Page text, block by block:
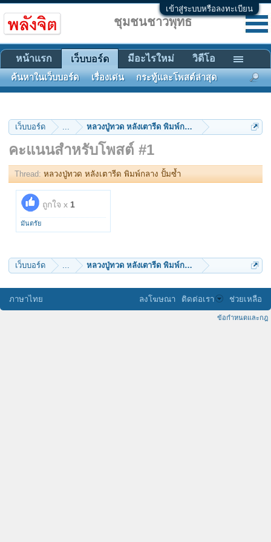
เข้าสู่ระบบหรือลงทะเบียน
เว็บบอร์ด ... หลวงปู่ทวด หลังเตารีด พิมพ์กลาง ปั้มซ้ำ
คะแนนสำหรับโพสต์ #1
Thread: หลวงปู่ทวด หลังเตารีด พิมพ์กลาง ปั้มซ้ำ
ถูกใจ x 1
มันตรัย
เว็บบอร์ด ... หลวงปู่ทวด หลังเตารีด พิมพ์กลาง ปั้มซ้ำ
ชุมชนชาวพุทธ
หน้าแรก เว็บบอร์ด
ค้นหาในเว็บบอร์ด เรื่องเด่น กระทู้และโพสต์ล่าสุด
มีอะไรใหม่ วิดีโอ
ภาษาไทย ลงโฆษณา ติดต่อเรา ช่วยเหลือ
ข้อกำหนดและกฎ